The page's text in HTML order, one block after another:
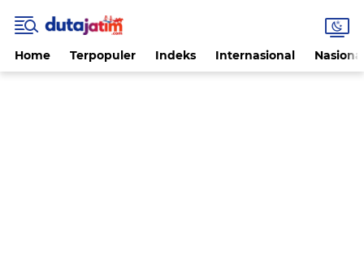
Home Terpopuler Indeks Internasional